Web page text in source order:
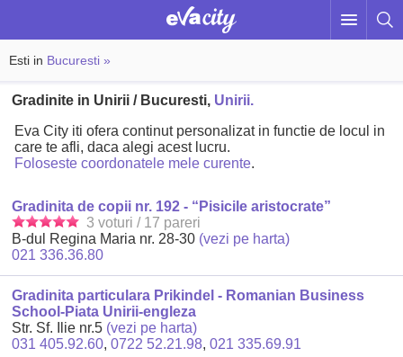
Esti in Bucuresti »
Gradinite in Unirii / Bucuresti, Unirii.
Eva City iti ofera continut personalizat in functie de locul in
care te afli, daca alegi acest lucru.
Foloseste coordonatele mele curente.
Gradinita de copii nr. 192 - “Pisicile aristocrate”
3 voturi / 17 pareri
B-dul Regina Maria nr. 28-30 (vezi pe harta)
021 336.36.80
Gradinita particulara Prikindel - Romanian Business
School-Piata Unirii-engleza
Str. Sf. Ilie nr.5 (vezi pe harta)
031 405.92.60,0722 52.21.98,021 335.69.91